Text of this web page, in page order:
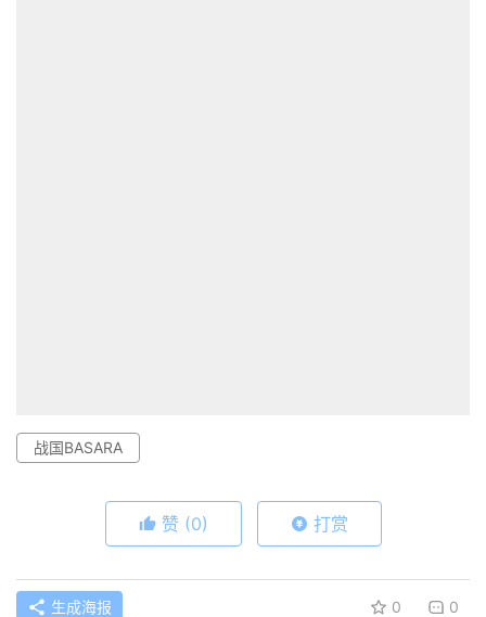
战国BASARA
赞 (0) 打赏
生成海报 0 0